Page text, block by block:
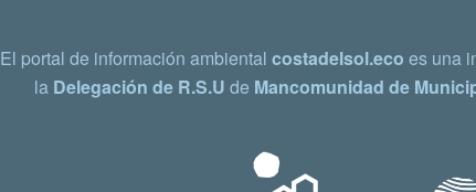
El portal de información ambiental costadelsol.eco es una
la Delegación de R.S.U de Mancomunidad de